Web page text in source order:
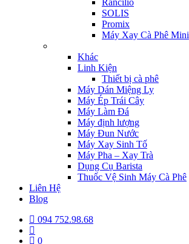
Rancilio
SOLIS
Promix
Máy Xay Cà Phê Mini
Khác
Linh Kiện
Thiết bị cà phê
Máy Dán Miệng Ly
Máy Ép Trái Cây
Máy Làm Đá
Máy định lượng
Máy Đun Nước
Máy Xay Sinh Tố
Máy Pha – Xay Trà
Dụng Cụ Barista
Thuốc Vệ Sinh Máy Cà Phê
Liên Hệ
Blog
094 752.98.68
0